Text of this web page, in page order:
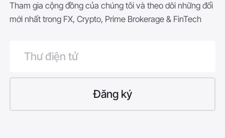
Tham gia cộng đồng của chúng tôi và theo dõi những đổi
mới nhất trong FX, Crypto, Prime Brokerage & FinTech